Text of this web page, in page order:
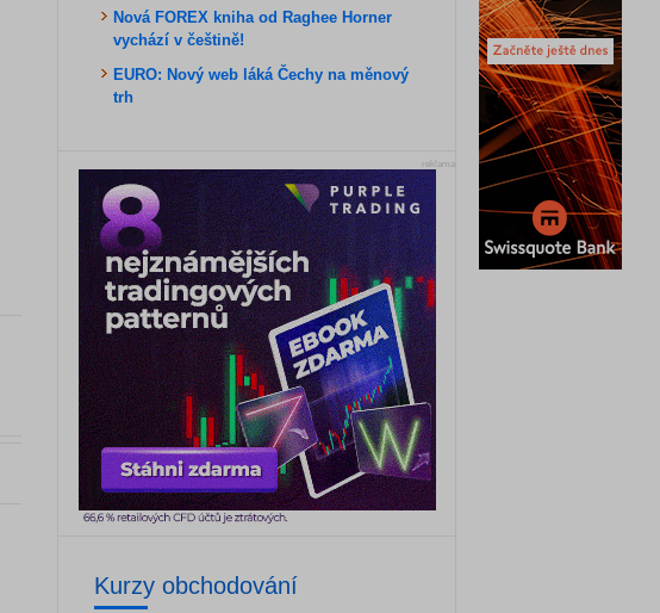
Nová FOREX kniha od Raghee Horner
vychází v češtině!
EURO: Nový web láká Čechy na měnový
trh
reklama
Kurzy obchodování